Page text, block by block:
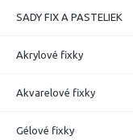
SADY FIX A PASTELIEK
Akrylové fixky
Akvarelové fixky
Gélové fixky